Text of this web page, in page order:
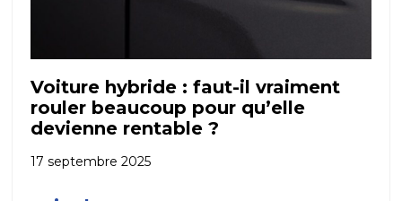
Voiture hybride : faut-il vraiment
rouler beaucoup pour qu’elle
devienne rentable ?
17 septembre 2025